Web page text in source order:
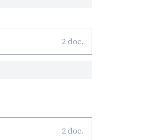
2 doc.
2 doc.